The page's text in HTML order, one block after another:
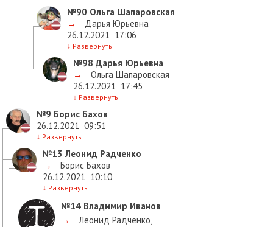
№90 Ольга Шапаровская
→
Дарья Юрьевна
26.12.2021 17:06
↓ Развернуть
№98 Дарья Юрьевна
→
Ольга Шапаровская
26.12.2021 17:45
↓ Развернуть
№9 Борис Бахов
26.12.2021 09:51
↓ Развернуть
№13 Леонид Радченко
→
Борис Бахов
26.12.2021 10:10
↓ Развернуть
№14 Владимир Иванов
→
Леонид Радченко